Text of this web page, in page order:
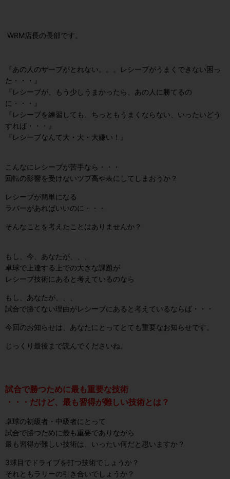
WRM店長の長部です。
『あの人のサーブがとれない。。。レシーブがうまくできない困っ
た・・・』
『レシーブが、もう少しうまかったら、あの人に勝てるの
に・・・』
『レシーブを練習しても、ちっともうまくならない、いったいどう
すれば・・・』
『レシーブなんて大・大・大嫌い！』
こんなにレシーブが苦手なら・・・
回転の影響を受けないツブ高や表にしてしまおうか？
レシーブが簡単になる
ラバーがあればいいのに・・・
そんなことを考えたことはありませんか？
もし、今、あなたが、、、
卓球で上達する上での大きな課題が
レシーブ技術にあると考えているのなら
もし、あなたが、、、
試合で勝てない理由がレシーブにあると 考えているならば・・・
今回のお知らせは、あなたにとってとても重要なお知らせです。
じっくり最後まで読んでくださいね。
試合で勝つために最も重要な技術
・・・だけど、最も習得が難しい技術とは？
卓球の初級者・中級者にとって
試合で勝つために最も重要でありながら
最も習得が難しい技術は、いったい何だと思いますか？
3球目でドライブを打つ技術でしょうか？
それともラリーの引き合いでしょうか？